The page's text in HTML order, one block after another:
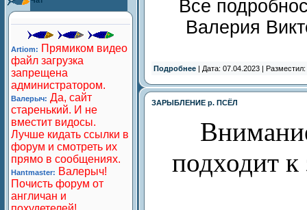
Все
Валерия
Подробнее | Дата: 07.04.2023 | Разместил:
ЗАРЫБЛЕНИЕ р. ПСЁЛ
подходит